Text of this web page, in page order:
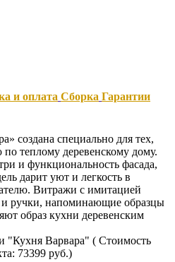
и оплата Сборка Гарантии
создана специально для тех,
теплому деревенскому дому.
и функциональность фасада,
дарит уют и легкость в
Витражи с имитацией
ручки, напоминающие образцы
образ кухни деревенским
"Кухня Варвара" ( Стоимость
73399 руб.)